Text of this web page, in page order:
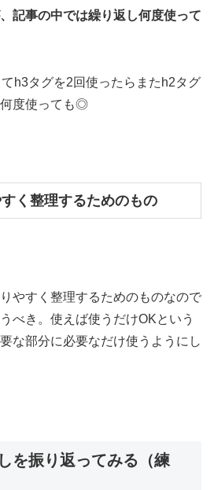
記事の中では繰り返し何度使って
h3タグを2回使ったらまたh2タグ
度使っても◎
く整理するためのもの
やすく整理するためのものなので
べき。使えば使うだけOKという
な部分に必要なだけ使うようにし
を振り返ってみる（練